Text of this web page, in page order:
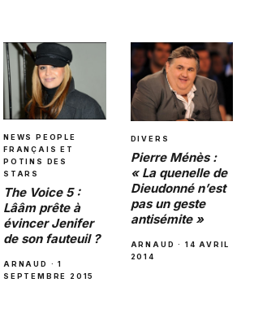
NEWS PEOPLE
FRANÇAIS ET
POTINS DES
STARS
The Voice 5 :
Lââm prête à
évincer Jenifer
de son fauteuil ?
ARNAUD · 1
SEPTEMBRE 2015
DIVERS
Pierre Ménès :
« La quenelle de
Dieudonné n’est
pas un geste
antisémite »
ARNAUD · 14 AVRIL
2014